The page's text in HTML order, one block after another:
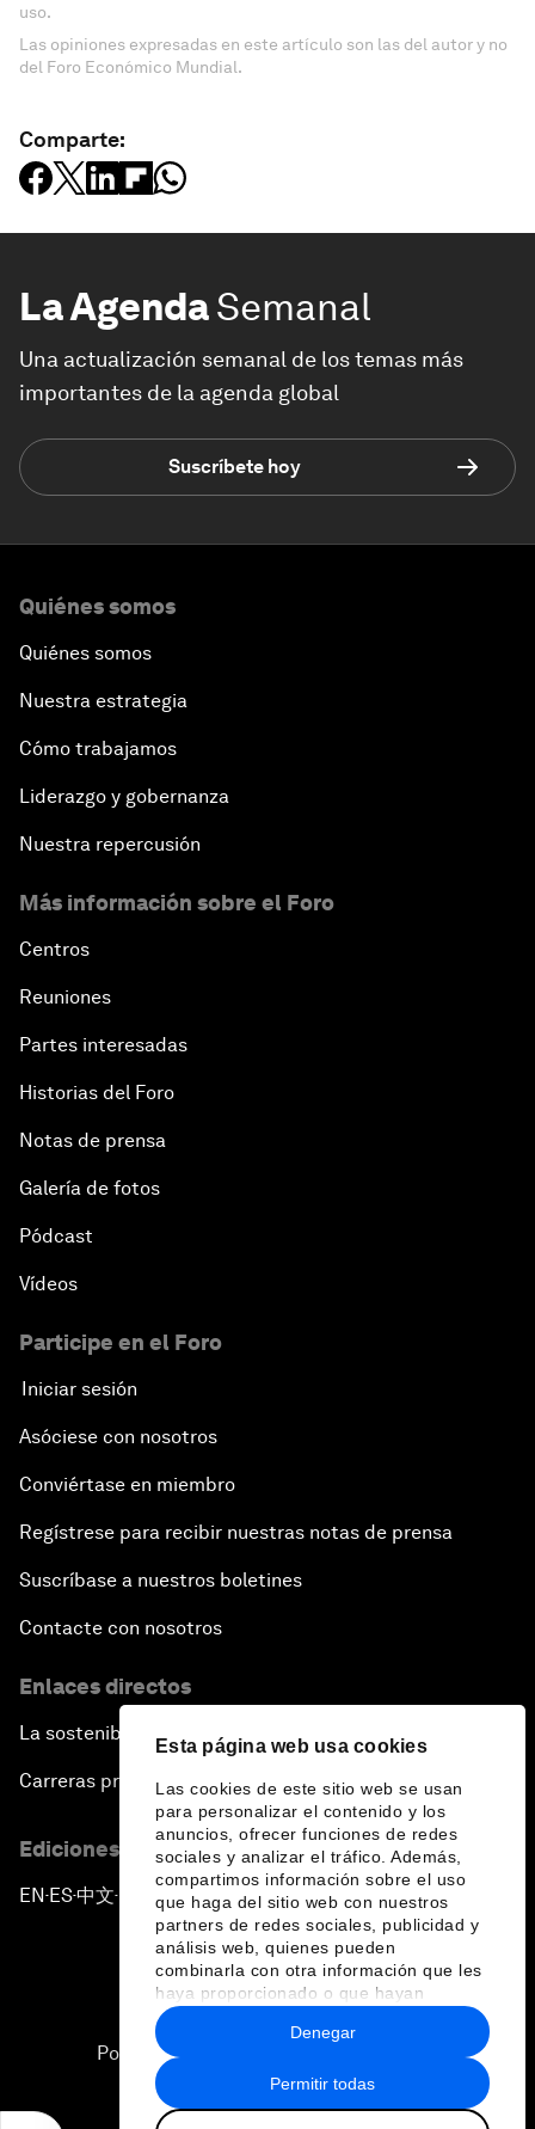
Esta página web usa cookies
Las cookies de este sitio web se usan
para personalizar el contenido y los
anuncios, ofrecer funciones de redes
sociales y analizar el tráfico. Además,
compartimos información sobre el uso
que haga del sitio web con nuestros
partners de redes sociales, publicidad y
análisis web, quienes pueden
combinarla con otra información que les
haya proporcionado o que hayan
recopilado a partir del uso que haya
hecho de sus servicios.
Permitir todas
Denegar
uso.
Las opiniones expresadas en este artículo son las del autor y no
del Foro Económico Mundial.
Comparte:
La AgendaSemanal
Una actualización semanal de los temas más
importantes de la agenda global
Suscríbete hoy
Quiénes somos
Quiénes somos
Nuestra estrategia
Cómo trabajamos
Liderazgo y gobernanza
Nuestra repercusión
Más información sobre el Foro
Centros
Reuniones
Partes interesadas
Historias del Foro
Notas de prensa
Galería de fotos
Pódcast
Vídeos
Participe en el Foro
Iniciar sesión
Asóciese con nosotros
Conviértase en miembro
Regístrese para recibir nuestras notas de prensa
Suscríbase a nuestros boletines
Contacte con nosotros
Enlaces directos
La sostenibilidad en el Foro
Carreras profesionales
Ediciones en otros idiomas
EN ▪ES▪中文▪ 日本語
Política de privacidad y normas de uso
Sitemap